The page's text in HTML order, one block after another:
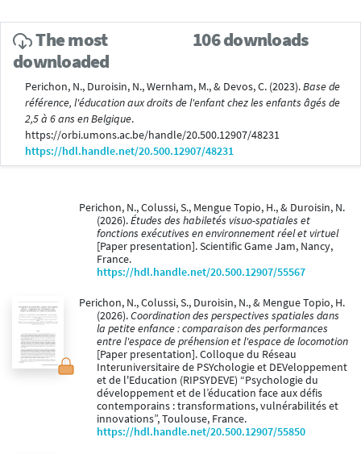
The most
downloaded
106 downloads
Perichon, N., Duroisin, N., Wernham, M., & Devos, C. (2023).Base de
référence, l'éducation aux droits de l'enfant chez les enfants âgés de
2,5 à 6 ans en Belgique.
https://orbi.umons.ac.be/handle/20.500.12907/48231
https://hdl.handle.net/20.500.12907/48231
Perichon, N., Colussi, S., Mengue Topio, H., & Duroisin, N.
(2026).Études des habiletés visuo-spatiales et
fonctions exécutives en environnement réel et virtuel
[Paper presentation]. Scientific Game Jam, Nancy,
France.
https://hdl.handle.net/20.500.12907/55567
Perichon, N., Colussi, S., Duroisin, N., & Mengue Topio, H.
(2026).Coordination des perspectives spatiales dans
la petite enfance : comparaison des performances
entre l'espace de préhension et l'espace de locomotion
[Paper presentation]. Colloque du Réseau
Interuniversitaire de PSYchologie et DEVeloppement
et de l'Education (RIPSYDEVE) “Psychologie du
développement et de l’éducation face aux défis
contemporains : transformations, vulnérabilités et
innovations”, Toulouse, France.
https://hdl.handle.net/20.500.12907/55850